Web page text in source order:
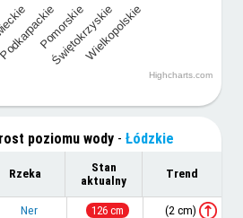
Pomorskie
Świętokrzyskie
Wielkopolskie
Highcharts.com
poziomu wody- Łódzkie
Rzeka
Stan
aktualny
Trend
Ner 126 cm (2 cm)